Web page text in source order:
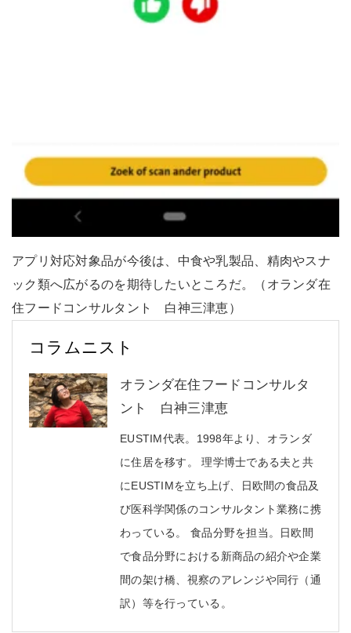
アプリ対応対象品が今後は、中食や乳製品、精肉やスナ
ック類へ広がるのを期待したいところだ。（オランダ在
住フードコンサルタント 白神三津恵）
コラムニスト
オランダ在住フードコンサルタ
ント 白神三津恵
EUSTIM代表。1998年より、オランダ
に住居を移す。 理学博士である夫と共
にEUSTIMを立ち上げ、日欧間の食品及
び医科学関係のコンサルタント業務に携
わっている。 食品分野を担当。日欧間
で食品分野における新商品の紹介や企業
間の架け橋、視察のアレンジや同行（通
訳）等を行っている。